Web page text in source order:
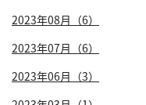
2023年08月（6）
2023年07月（6）
2023年06月（3）